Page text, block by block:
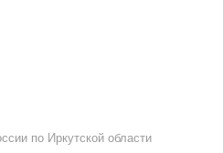
по Иркутской области